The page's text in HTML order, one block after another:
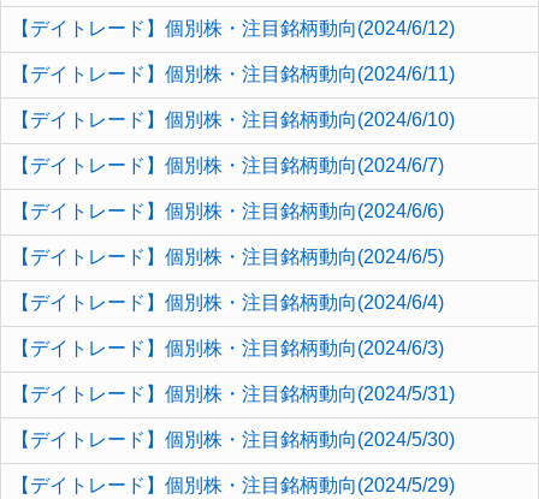
【デイトレード】個別株・注目銘柄動向(2024/6/12)
【デイトレード】個別株・注目銘柄動向(2024/6/11)
【デイトレード】個別株・注目銘柄動向(2024/6/10)
【デイトレード】個別株・注目銘柄動向(2024/6/7)
【デイトレード】個別株・注目銘柄動向(2024/6/6)
【デイトレード】個別株・注目銘柄動向(2024/6/5)
【デイトレード】個別株・注目銘柄動向(2024/6/4)
【デイトレード】個別株・注目銘柄動向(2024/6/3)
【デイトレード】個別株・注目銘柄動向(2024/5/31)
【デイトレード】個別株・注目銘柄動向(2024/5/30)
【デイトレード】個別株・注目銘柄動向(2024/5/29)